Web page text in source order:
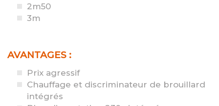
2m50
3m
AVANTAGES :
Prix agressif
Chauffage et discriminateur de brouillard
intégrés